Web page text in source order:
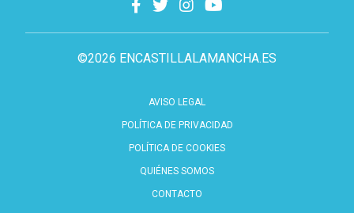
©2026 ENCASTILLALAMANCHA.ES
AVISO LEGAL
POLÍTICA DE PRIVACIDAD
POLÍTICA DE COOKIES
QUIÉNES SOMOS
CONTACTO